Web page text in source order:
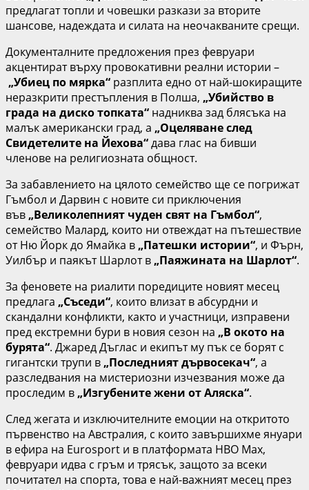
предлагат топли и човешки разкази за вторите
шансове, надеждата и силата на неочакваните срещи.
Документалните предложения през февруари
акцентират върху провокативни реални истории –
„Убиец по мярка“ разплита едно от най-шокиращите
неразкрити престъпления в Полша, „Убийство в
града на диско топката“ надниква зад блясъка на
малък американски град, а „Оцеляване след
Свидетелите на Йехова“дава глас на бивши
членове на религиозната общност.
За забавлението на цялото семейство ще се погрижат
Гъмбол и Дарвин с новите си приключения
във „Великолепният чуден свят на Гъмбол“,
семейство Малард, които ни отвеждат на пътешествие
от Ню Йорк до Ямайка в „Патешки истории“, и Фърн,
Уилбър и паякът Шарлот в „Паяжината на Шарлот“.
За феновете на риалити поредиците новият месец
предлага „Съседи“, които влизат в абсурдни и
скандални конфликти, както и участници, изправени
пред екстремни бури в новия сезон на „В окото на
бурята“. Джаред Дъглас и екипът му пък се борят с
гигантски трупи в „Последният дървосекач“, а
разследвания на мистериозни изчезвания може да
проследим в „Изгубените жени от Аляска“.
След жегата и изключителните емоции на откритото
първенство на Австралия, с които завършихме януари
в ефира на Eurosport и в платформата НВО Мax,
февруари идва с гръм и трясък, защото за всеки
почитател на спорта, това е най-важният месец през